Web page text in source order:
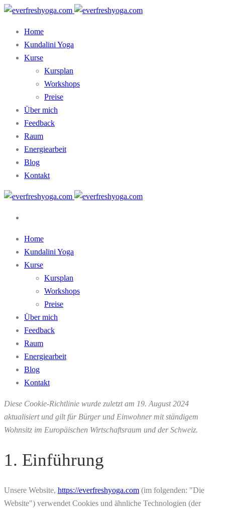
Home
Kundalini Yoga
Kurse
Kursplan
Workshops
Preise
Über mich
Feedback
Raum
Energiearbeit
Blog
Kontakt
Home
Kundalini Yoga
Kurse
Kursplan
Workshops
Preise
Über mich
Feedback
Raum
Energiearbeit
Blog
Kontakt
Diese Cookie-Richtlinie wurde zuletzt am 19. August 2024
aktualisiert und gilt für Bürger und Einwohner mit ständigem
Wohnsitz im Europäischen Wirtschaftsraum und der Schweiz.
1. Einführung
Unsere Website, https://everfreshyoga.com (im folgenden: "Die
Website") verwendet Cookies und ähnliche Technologien (der